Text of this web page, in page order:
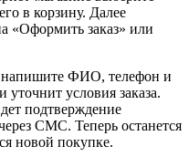
в корзину. Далее
«Оформить заказ» или
напишите ФИО, телефон и
условия заказа.
подтверждение
СМС. Теперь останется
новой покупке.